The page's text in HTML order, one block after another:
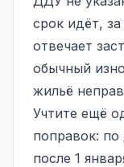
срок идёт,
отвечает
обычный
жильё
Учтите ещё
поправок:
после 1